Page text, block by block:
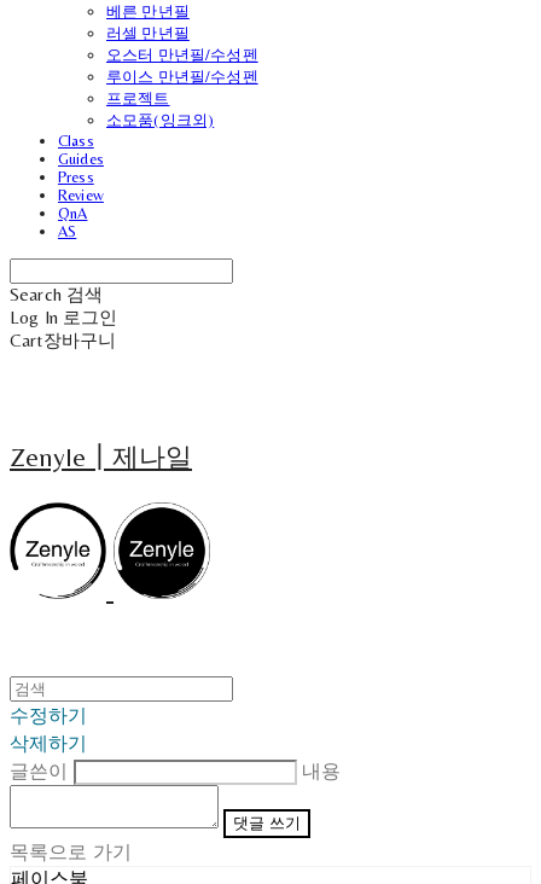
베른 만년필
러셀 만년필
오스터 만년필/수성펜
루이스 만년필/수성펜
프로젝트
소모품(잉크외)
Class
Guides
Press
Review
QnA
AS
Search 검색
Log In 로그인
Cart장바구니
Zenyle┃제나일
수정하기
삭제하기
글쓴이
내용
댓글 쓰기
목록으로 가기
페이스북